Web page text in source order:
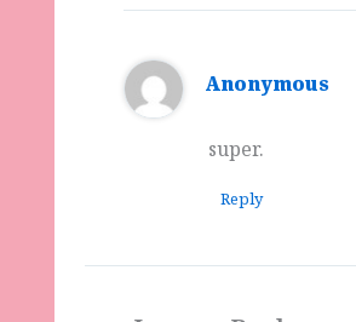
Anonymous
super.
Reply